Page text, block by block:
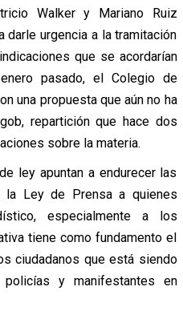
Walker y Mariano Ruiz
darle urgencia a la tramitación
que se acordarían
pasado, el Colegio de
una propuesta que aún no ha
repartición que hace dos
sobre la materia.
ley apuntan a endurecer las
la Ley de Prensa a quienes
especialmente a los
tiene como fundamento el
ciudadanos que está siendo
y manifestantes en